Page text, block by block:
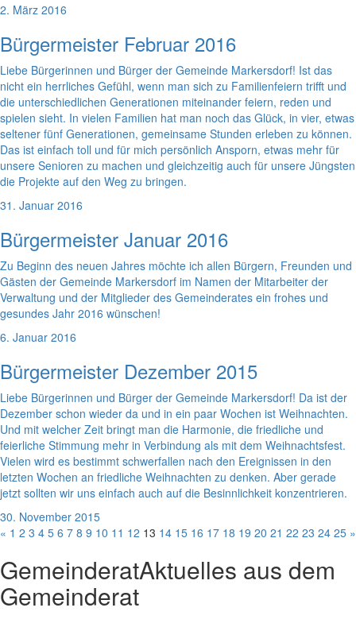
2. März 2016
Bürgermeister Februar 2016
Liebe Bürgerinnen und Bürger der Gemeinde Markersdorf! Ist das
nicht ein herrliches Gefühl, wenn man sich zu Familienfeiern trifft und
die unterschiedlichen Generationen miteinander feiern, reden und
spielen sieht. In vielen Familien hat man noch das Glück, in vier, etwas
seltener fünf Generationen, gemeinsame Stunden erleben zu können.
Das ist einfach toll und für mich persönlich Ansporn, etwas mehr für
unsere Senioren zu machen und gleichzeitig auch für unsere Jüngsten
die Projekte auf den Weg zu bringen.
31. Januar 2016
Bürgermeister Januar 2016
Zu Beginn des neuen Jahres möchte ich allen Bürgern, Freunden und
Gästen der Gemeinde Markersdorf im Namen der Mitarbeiter der
Verwaltung und der Mitglieder des Gemeinderates ein frohes und
gesundes Jahr 2016 wünschen!
6. Januar 2016
Bürgermeister Dezember 2015
Liebe Bürgerinnen und Bürger der Gemeinde Markersdorf! Da ist der
Dezember schon wieder da und in ein paar Wochen ist Weihnachten.
Und mit welcher Zeit bringt man die Harmonie, die friedliche und
feierliche Stimmung mehr in Verbindung als mit dem Weihnachtsfest.
Vielen wird es bestimmt schwerfallen nach den Ereignissen in den
letzten Wochen an friedliche Weihnachten zu denken. Aber gerade
jetzt sollten wir uns einfach auch auf die Besinnlichkeit konzentrieren.
30. November 2015
« 1 2 3 4 5 6 7 8 9 10 11 12 13 14 15 16 17 18 19 20 21 22 23 24 25 »
GemeinderatAktuelles aus dem
Gemeinderat